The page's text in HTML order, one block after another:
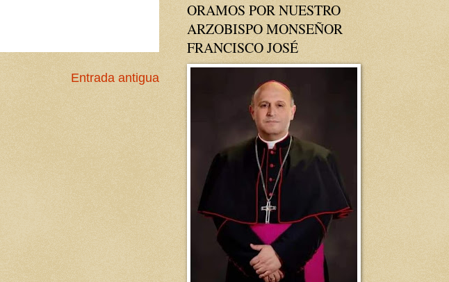
Entrada antigua
ORAMOS POR NUESTRO
ARZOBISPO MONSEÑOR
FRANCISCO JOSÉ